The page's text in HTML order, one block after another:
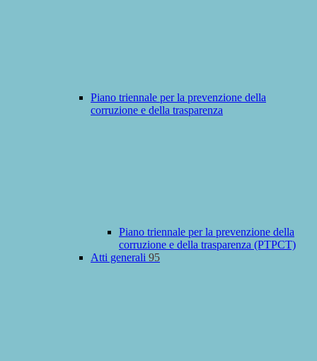
Piano triennale per la prevenzione della
corruzione e della trasparenza
Piano triennale per la prevenzione della
corruzione e della trasparenza (PTPCT)
Atti generali 95